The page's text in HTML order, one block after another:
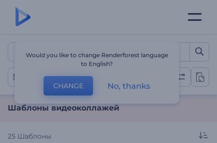
Шаблоны
Видеоколлажи
Шаблоны видеоколлажей
25 Шаблоны
Would you like to change Renderforest language
to English?
CHANGE No, thanks